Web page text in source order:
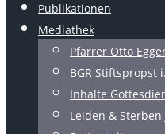
Publikationen
Mediathek
Pfarrer Otto
BGR Stiftspropst
Inhalte
Leiden & Sterben